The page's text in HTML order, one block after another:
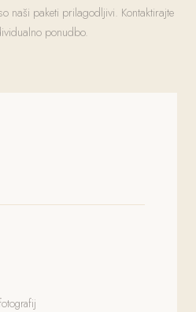
naši paketi prilagodljivi. Kontaktirajte
ponudbo.